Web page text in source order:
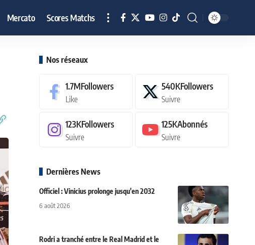
Mercato Scores Matchs
Nos réseaux
1.7MFollowers
Like
540KFollowers
Suivre
123KFollowers
Suivre
125KAbonnés
Suivre
Dernières News
Officiel : Vinicius prolonge jusqu'en 2032
6 août 2026
Rodri a tranché entre le Real Madrid et le